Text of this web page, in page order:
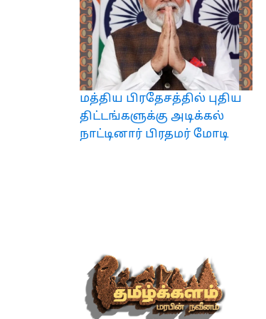
மத்திய பிரதேசத்தில் புதிய
திட்டங்களுக்கு அடிக்கல்
நாட்டினார் பிரதமர் மோடி